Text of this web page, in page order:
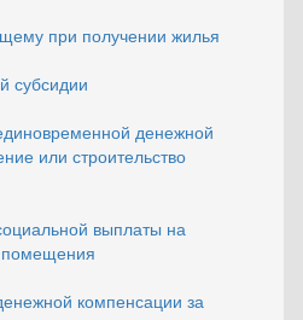
при получении жилья
субсидии
денежной
или строительство
выплаты на
помещения
компенсации за